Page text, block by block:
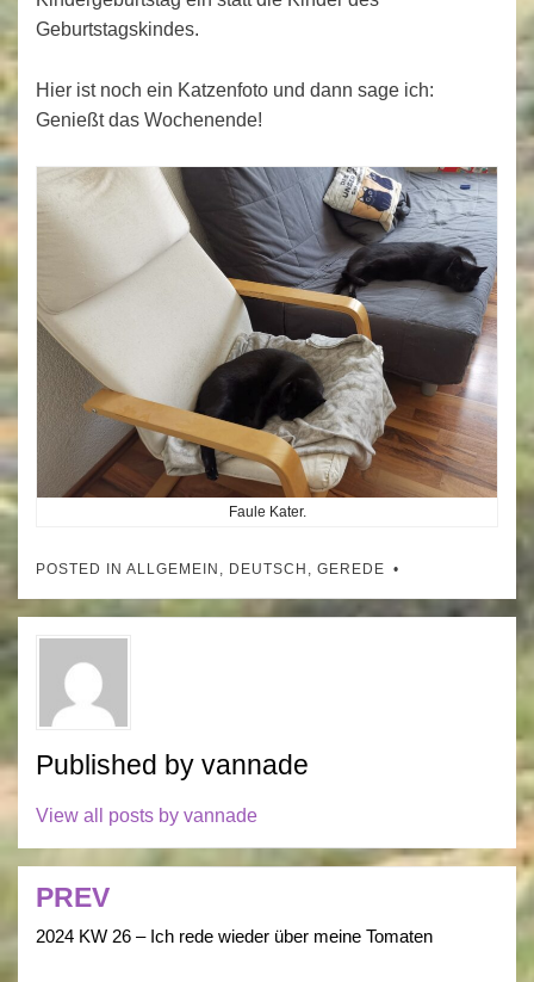
Geburtstagskindes.
Hier ist noch ein Katzenfoto und dann sage ich:
Genießt das Wochenende!
Faule Kater.
POSTED IN ALLGEMEIN , DEUTSCH , GEREDE
Published by vannade
View all posts by vannade
Post
navigation
PREV
2024 KW 26 – Ich rede wieder über meine Tomaten